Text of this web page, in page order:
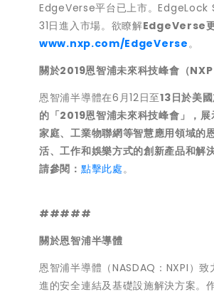
EdgeVerse平台已上市。EdgeLock
31日進入市場。欲瞭解EdgeVerse
www.nxp.com/EdgeVerse。
關於2019恩智浦未來科技峰會（
恩智浦半導體在6月12日至13日於美
的「2019恩智浦未來科技峰會」，
家庭、工業物聯網等智慧應用領域的
活、工作和娛樂方式的創新產品和解
請參閱： 點擊此處。
#####
關於恩智浦半導體
恩智浦半導體（NASDAQ：NXPI）
進的安全連結及基礎設施解決方案。